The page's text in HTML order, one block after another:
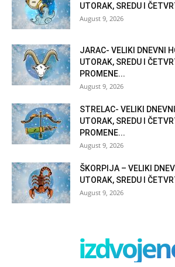
UTORAK, SREDU I
August 9, 2026
JARAC- VELIKI DNEVNI
UTORAK, SREDU I
PROMENE...
August 9, 2026
STRELAC- VELIKI
UTORAK, SREDU I
PROMENE...
August 9, 2026
ŠKORPIJA – VELIKI
UTORAK, SREDU I
August 9, 2026